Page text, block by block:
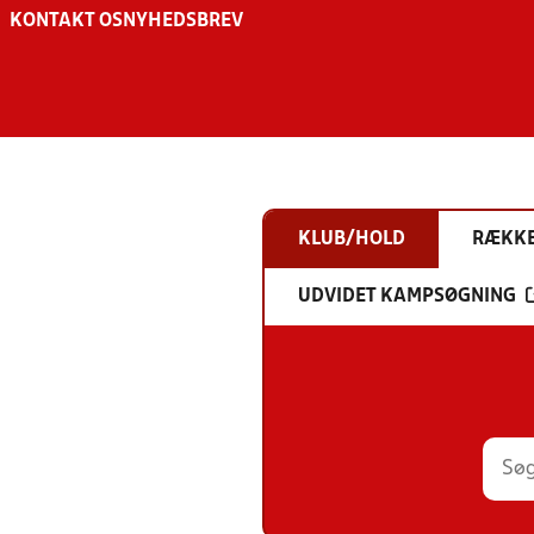
KONTAKT OS NYHEDSBREV
KLUB/HOLD
UDVIDET KAMPSØGNING